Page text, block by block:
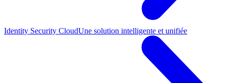
Identity Security CloudUne solution intelligente et unifiée